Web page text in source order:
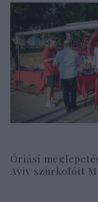
Óriási
Aviv szurkolóit